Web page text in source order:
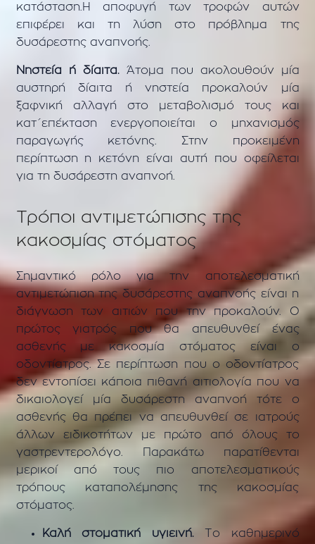
κατάσταση.Η αποφυγή των τροφών αυτών
επιφέρει και τη λύση στο πρόβλημα της
δυσάρεστης αναπνοής.
Νηστεία ή δίαιτα.Άτομα που ακολουθούν μία
αυστηρή δίαιτα ή νηστεία προκαλούν μία
ξαφνική αλλαγή στο μεταβολισμό τους και
κατ΄επέκταση ενεργοποιείται ο μηχανισμός
παραγωγής κετόνης. Στην προκειμένη
περίπτωση η κετόνη είναι αυτή που οφείλεται
για τη δυσάρεστη αναπνοή.
Τρόποι αντιμετώπισης της
κακοσμίας στόματος
Σημαντικό ρόλο για την αποτελεσματική
αντιμετώπιση της δυσάρεστης αναπνοής είναι η
διάγνωση των αιτιών που την προκαλούν. Ο
πρώτος γιατρός που θα απευθυνθεί ένας
ασθενής με κακοσμία στόματος είναι ο
οδοντίατρος. Σε περίπτωση που ο οδοντίατρος
δεν εντοπίσει κάποια πιθανή αιτιολογία που να
δικαιολογεί μία δυσάρεστη αναπνοή τότε ο
ασθενής θα πρέπει να απευθυνθεί σε ιατρούς
άλλων ειδικοτήτων με πρώτο από όλους το
γαστρεντερολόγο. Παρακάτω παρατίθενται
μερικοί από τους πιο αποτελεσματικούς
τρόπους καταπολέμησης της κακοσμίας
στόματος.
Καλή στοματική υγιεινή.
Το καθημερινό